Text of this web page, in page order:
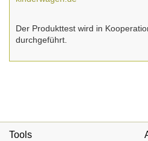
Der Produkttest wird in
durchgeführt.
Tools